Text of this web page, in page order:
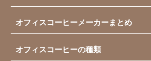
オフィスコーヒーメーカーまとめ
オフィスコーヒーの種類